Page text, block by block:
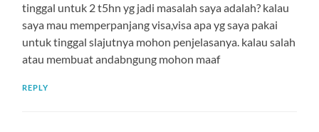
tinggal untuk 2 t5hn yg jadi masalah saya adalah? kalau
saya mau memperpanjang visa,visa apa yg saya pakai
untuk tinggal slajutnya mohon penjelasanya. kalau salah
atau membuat andabngung mohon maaf
REPLY